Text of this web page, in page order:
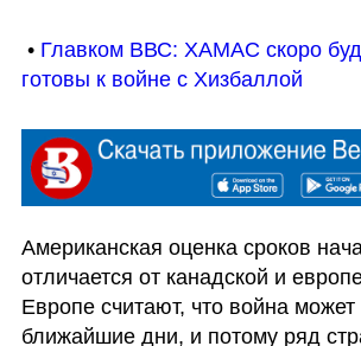
• Главком ВВС: ХАМАС скоро
готовы к войне с Хизбаллой
Американская оценка сроков
отличается от канадской и
Европе считают, что война может
ближайшие дни, и потому ряд